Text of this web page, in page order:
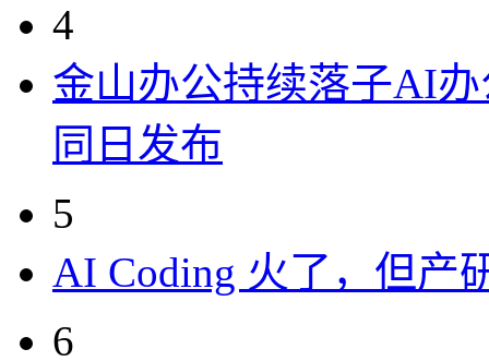
4
金山办公持续落子AI办
同日发布
5
AI Coding 火了，但产
6